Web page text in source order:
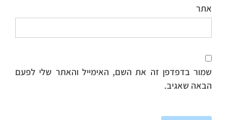
אתר
שמור בדפדפן זה את השם, האימייל והאתר שלי לפעם
הבאה שאגיב.